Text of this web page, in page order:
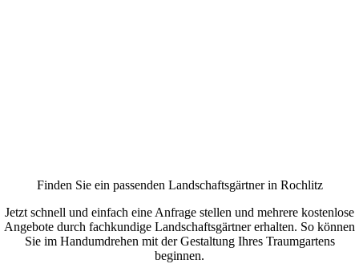
Finden Sie ein passenden Landschaftsgärtner in Rochlitz
Jetzt schnell und einfach eine Anfrage stellen und mehrere kostenlose
Angebote durch fachkundige Landschaftsgärtner erhalten. So können
Sie im Handumdrehen mit der Gestaltung Ihres Traumgartens
beginnen.